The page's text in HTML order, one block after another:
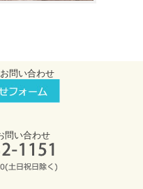
問い合わせ
問い合わせ